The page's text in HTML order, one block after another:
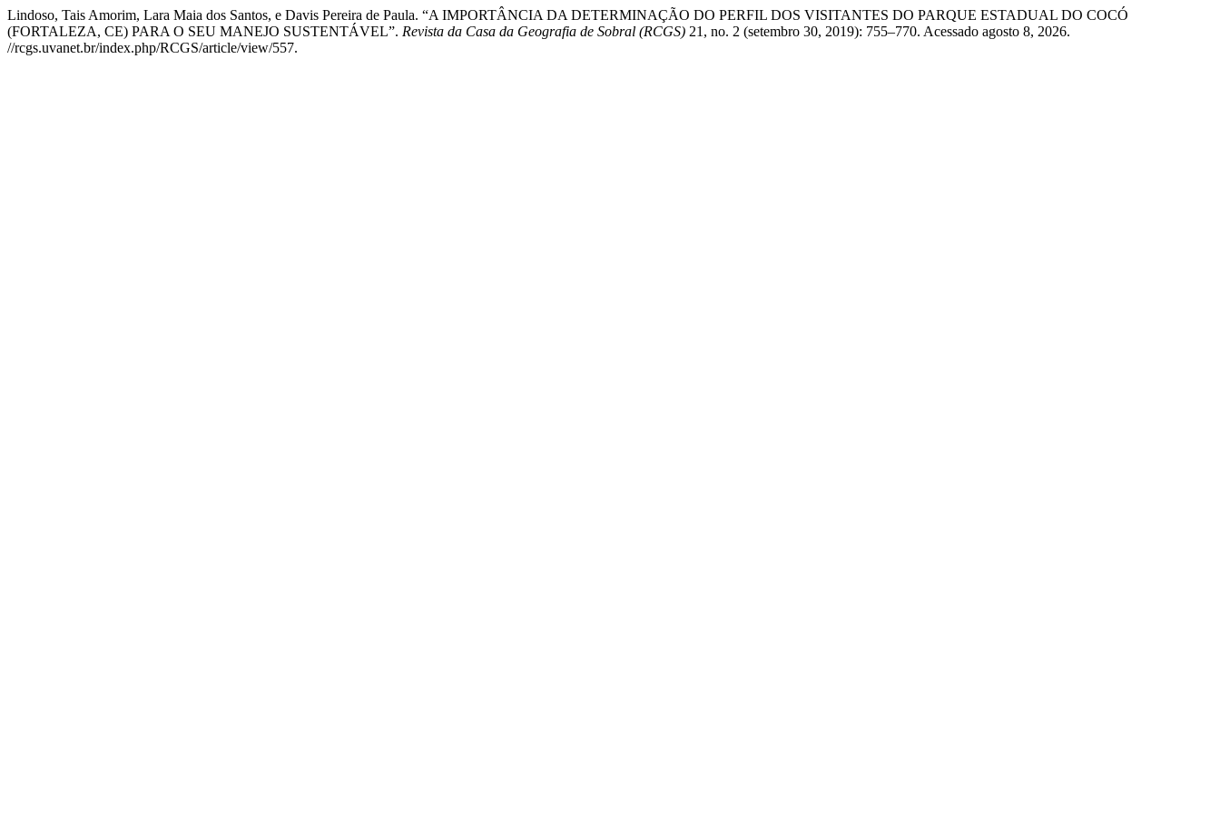
Lindoso, Tais Amorim, Lara Maia dos Santos, e Davis Pereira de Paula. “A IMPORTÂNCIA DA DETERMINAÇÃO DO PERFIL DOS VISITANTES DO PARQUE ESTADUAL DO COCÓ
(FORTALEZA, CE) PARA O SEU MANEJO SUSTENTÁVEL”. Revista da Casa da Geografia de Sobral (RCGS) 21, no. 2 (setembro 30, 2019): 755–770. Acessado agosto 8, 2026.
//rcgs.uvanet.br/index.php/RCGS/article/view/557.